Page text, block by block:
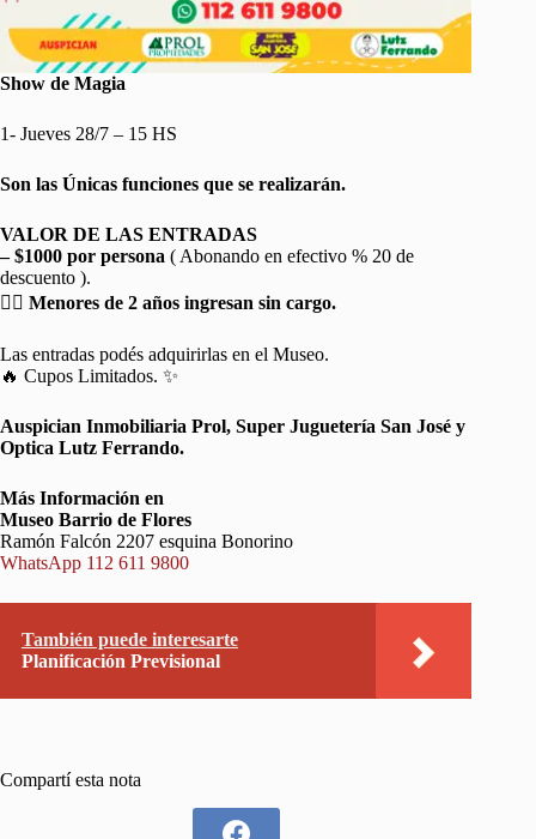
Show de Magia
1- Jueves 28/7 – 15 HS
Son las Únicas funciones que se realizarán.
VALOR DE LAS ENTRADAS
– $1000 por persona ( Abonando en efectivo % 20 de
descuento ).
👉🏼 Menores de 2 años ingresan sin cargo.
Las entradas podés adquirirlas en el Museo.
🔥 Cupos Limitados. ✨
Auspician Inmobiliaria Prol, Super Juguetería San José y
Optica Lutz Ferrando.
Más Información en
Museo Barrio de Flores
Ramón Falcón 2207 esquina Bonorino
WhatsApp 112 611 9800
También puede interesarte
Planificación Previsional
Compartí esta nota